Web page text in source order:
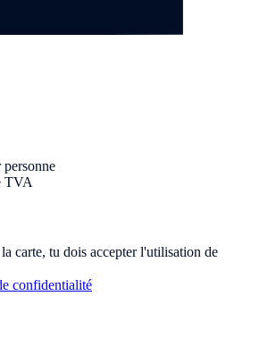
personne
TVA
carte, tu dois accepter l'utilisation de
confidentialité